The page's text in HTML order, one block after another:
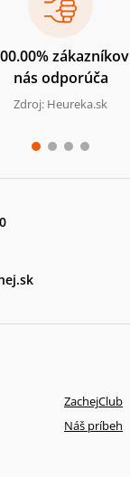
zákazníkov
nás odporúča
Zdroj: Heureka.sk
ZachejClub
Náš príbeh